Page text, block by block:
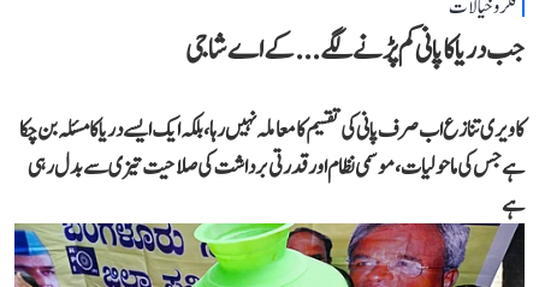
فکر و خیالات
جب دریا کا پانی کم پڑنے لگے...کے اے شاجی
کاویری تنازع اب صرف پانی کی تقسیم کا معاملہ نہیں رہا، بلکہ ایک ایسے دریا کا مسئلہ بن چکا
ہے جس کی ماحولیات، موسمی نظام اور قدرتی برداشت کی صلاحیت تیزی سے بدل رہی
ہے